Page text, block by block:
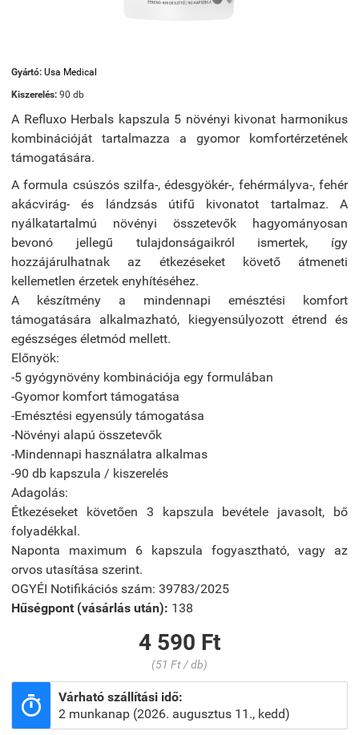
Gyártó: Usa Medical
Kiszerelés: 90 db
A Refluxo Herbals kapszula 5 növényi kivonat harmonikus
kombinációját tartalmazza a gyomor komfortérzetének
támogatására.
A formula csúszós szilfa-, édesgyökér-, fehérmályva-, fehér
akácvirág- és lándzsás útifű kivonatot tartalmaz. A
nyálkatartalmú növényi összetevők hagyományosan
bevonó jellegű tulajdonságaikról ismertek, így
hozzájárulhatnak az étkezéseket követő átmeneti
kellemetlen érzetek enyhítéséhez.
A készítmény a mindennapi emésztési komfort
támogatására alkalmazható, kiegyensúlyozott étrend és
egészséges életmód mellett.
Előnyök:
-5 gyógynövény kombinációja egy formulában
-Gyomor komfort támogatása
-Emésztési egyensúly támogatása
-Növényi alapú összetevők
-Mindennapi használatra alkalmas
-90 db kapszula / kiszerelés
Adagolás:
Étkezéseket követően 3 kapszula bevétele javasolt, bő
folyadékkal.
Naponta maximum 6 kapszula fogyasztható, vagy az
orvos utasítása szerint.
OGYÉI Notifikációs szám: 39783/2025
Hűségpont (vásárlás után): 138
4 590 Ft
(51 Ft / db)

Várható szállítási idő:
2 munkanap (2026. augusztus 11., kedd)